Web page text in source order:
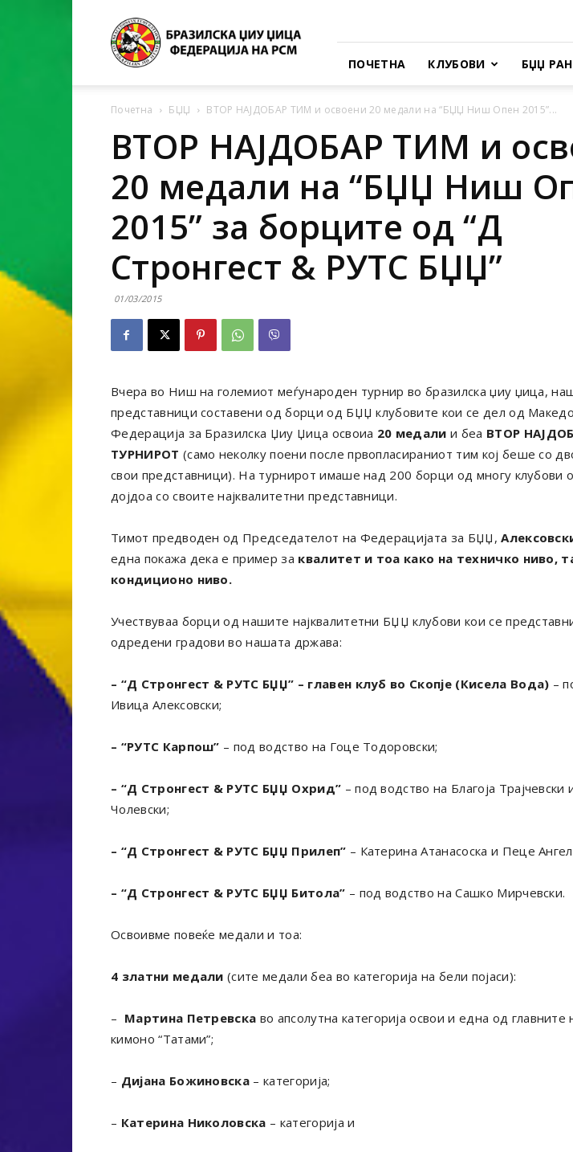
–
Федерација
ПОЧЕТНА КЛУБОВИ БЏЏ
Почетна БЏЏ ВТОР НАЈДОБАР ТИМ и освоени 20 медали на “БЏЏ Ниш Опен 2015”...
ВТОР НАЈДОБАР ТИМ и
20 медали на “БЏЏ Ниш
2015” за борците од “Д
Стронгест & РУТС БЏЏ”
01/03/2015
Вчера во Ниш на големиот меѓународен турнир во бразилска џиу џица,
представници составени од борци од БЏЏ клубовите кои се дел од
Федерација за Бразилска Џиу Џица освоиа 20 медали и беа ВТОР
ТУРНИРОТ (само неколку поени после првопласираниот тим кој беше со
свои представници). На турнирот имаше над 200 борци од многу клубови
дојдоа со своите најквалитетни представници.
Тимот предводен од Председателот на Федерацијата за БЏЏ,
една покажа дека е пример за квалитет и тоа како на техничко ниво,
кондиционо ниво.
Учествуваа борци од нашите најквалитетни БЏЏ клубови кои се
одредени градови во нашата држава:
– “Д Стронгест & РУТС БЏЏ” – главен клуб во Скопје (Кисела Вода) –
Ивица Алексовски;
– “РУТС Карпош” – под водство на Гоце Тодоровски;
– “Д Стронгест & РУТС БЏЏ Охрид” – под водство на Благоја Трајчевски
Чолевски;
– “Д Стронгест & РУТС БЏЏ Прилеп” – Катерина Атанасоска и Пеце
– “Д Стронгест & РУТС БЏЏ Битола” – под водство на Сашко Мирчевски.
Освоивме повеќе медали и тоа:
4 златни медали (сите медали беа во категорија на бели појаси):
– Мартина Петревска во апсолутна категорија освои и една од главните
кимоно “Татами”;
– Дијана Божиновска – категорија;
– Катерина Николовска – категорија и